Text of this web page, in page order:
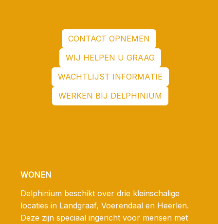
CONTACT OPNEMEN
WIJ HELPEN U GRAAG
WACHTLIJST INFORMATIE
WERKEN BIJ DELPHINIUM
WONEN
Delphinium beschikt over drie kleinschalige
locaties in Landgraaf, Voerendaal en Heerlen.
Deze zijn speciaal ingericht voor mensen met